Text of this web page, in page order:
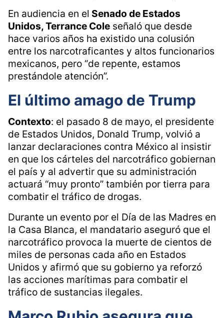
En audiencia en el Senado de Estados
Unidos, Terrance Cole señaló que desde
hace varios años ha existido una colusión
entre los narcotraficantes y altos funcionarios
mexicanos, pero “de repente, estamos
prestándole atención”.
El último amago de Trump
Contexto: el pasado 8 de mayo, el presidente
de Estados Unidos, Donald Trump, volvió a
lanzar declaraciones contra México al insistir
en que los cárteles del narcotráfico gobiernan
el país y al advertir que su administración
actuará “muy pronto” también por tierra para
combatir el tráfico de drogas.
Durante un evento por el Día de las Madres en
la Casa Blanca, el mandatario aseguró que el
narcotráfico provoca la muerte de cientos de
miles de personas cada año en Estados
Unidos y afirmó que su gobierno ya reforzó
las acciones marítimas para combatir el
tráfico de sustancias ilegales.